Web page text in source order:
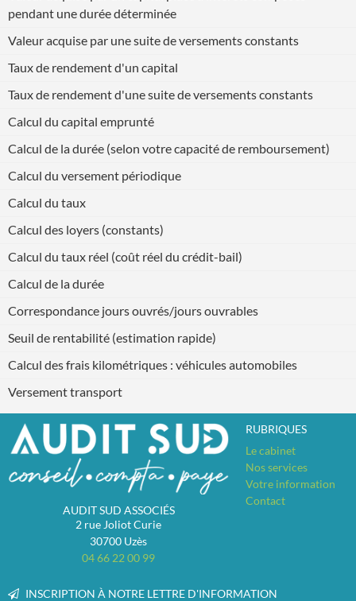
pendant une durée déterminée
Valeur acquise par une suite de versements constants
Taux de rendement d'un capital
Taux de rendement d'une suite de versements constants
Calcul du capital emprunté
Calcul de la durée (selon votre capacité de remboursement)
Calcul du versement périodique
Calcul du taux
Calcul des loyers (constants)
Calcul du taux réel (coût réel du crédit-bail)
Calcul de la durée
Correspondance jours ouvrés/jours ouvrables
Seuil de rentabilité (estimation rapide)
Calcul des frais kilométriques : véhicules automobiles
Versement transport
AUDIT SUD ASSOCIÉS
2 rue Joliot Curie
30700 Uzès
04 66 22 00 99
RUBRIQUES
Le cabinet
Nos services
Votre information
Contact
INSCRIPTION À NOTRE LETTRE D'INFORMATION